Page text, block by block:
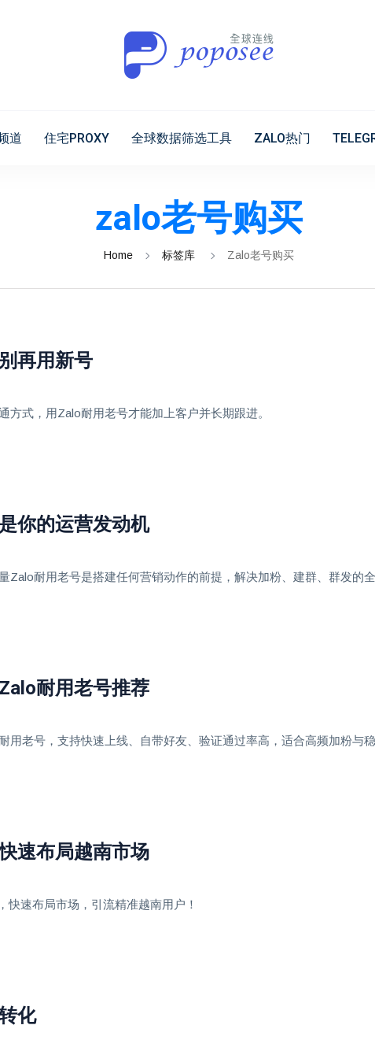
道 住宅PROXY 全球数据筛选工具 ZALO热门
zalo老号购买
Home 标签库 Zalo老号购买
再用新号
式，用Zalo耐用老号才能加上客户并长期跟进。
你的运营发动机
耐用老号是搭建任何营销动作的前提，解决加粉、建群、群发的全
耐用老号推荐
老号，支持快速上线、自带好友、验证通过率高，适合高频加粉与稳
速布局越南市场
速布局市场，引流精准越南用户！
化